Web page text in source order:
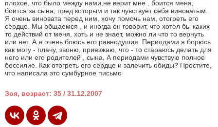
плохое, что было между нами,не верит мне , боится меня,
боится за сына, пред которым и так чувствует себя виноватым.
Я очень виновата перед ним, хочу помочь нам, отогреть его
сердце. Мы общаемся , и иногда он говорит, что хотел бы каких
то действий от меня, хоть и не знает, можно ли что то вернуть
или нет. А я очень боюсь его равнодушия. Периодами я борюсь
как могу - плачу, звоню, приезжаю, что - то стараюсь делать для
него или его родителей , сына. А периодами чувствую полное
бессилие. Как отогреть его сердце и залечить обиды? Простите,
что написала это сумбурное письмо
Зоя, возраст: 35 / 31.12.2007